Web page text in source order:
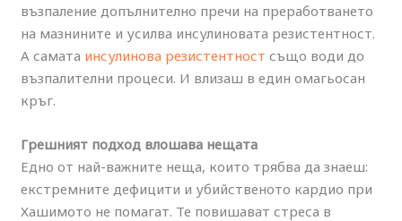
възпаление допълнително пречи на преработването
на мазнините и усилва инсулиновата резистентност.
А самата инсулинова резистентност също води до
възпалителни процеси. И влизаш в един омагьосан
кръг.
Грешният подход влошава нещата
Едно от най-важните неща, които трябва да знаеш:
екстремните дефицити и убийственото кардио при
Хашимото не помагат. Те повишават стреса в